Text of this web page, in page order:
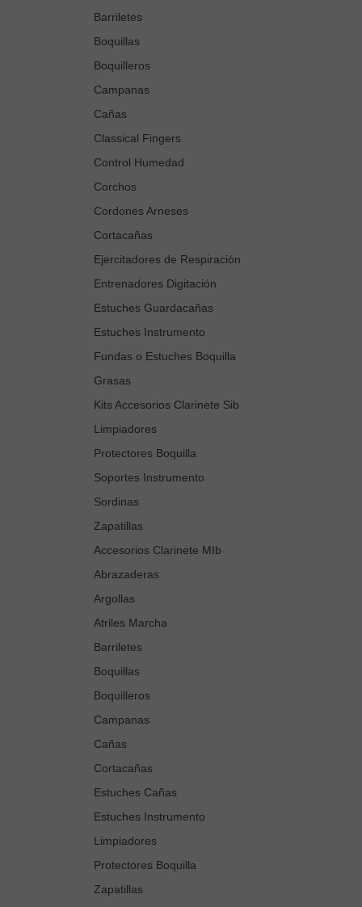
Barriletes
Boquillas
Boquilleros
Campanas
Cañas
Classical Fingers
Control Humedad
Corchos
Cordones Arneses
Cortacañas
Ejercitadores de Respiración
Entrenadores Digitación
Estuches Guardacañas
Estuches Instrumento
Fundas o Estuches Boquilla
Grasas
Kits Accesorios Clarinete Sib
Limpiadores
Protectores Boquilla
Soportes Instrumento
Sordinas
Zapatillas
Accesorios Clarinete MIb
Abrazaderas
Argollas
Atriles Marcha
Barriletes
Boquillas
Boquilleros
Campanas
Cañas
Cortacañas
Estuches Cañas
Estuches Instrumento
Limpiadores
Protectores Boquilla
Zapatillas